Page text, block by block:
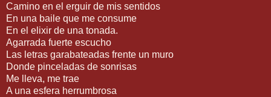
Camino en el erguir de mis sentidos
En una baile que me consume
En el elixir de una tonada.
Agarrada fuerte escucho
Las letras garabateadas frente un muro
Donde pinceladas de sonrisas
Me lleva, me trae
A una esfera herrumbrosa